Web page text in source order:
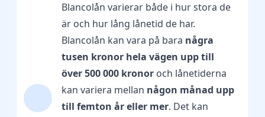
Blancolån varierar både i hur stora de
är och hur lång lånetid de har.
Blancolån kan vara på bara några
tusen kronor hela vägen upp till
över 500 000 kronor och lånetiderna
kan variera mellan någon månad upp
till femton år eller mer. Det kan